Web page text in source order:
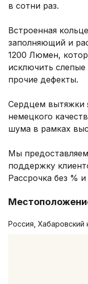
в сотни раз.
Встроенная
заполняющий и
1200 Люмен,
исключить
прочие дефекты.
Сердцем вытяжки
немецкого
шума в рамках
Мы
поддержку
Рассрочка без %
Россия, Хабаровский